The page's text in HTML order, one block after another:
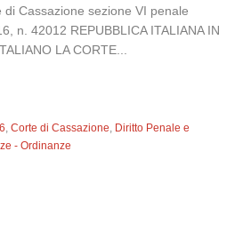
Cassazione sezione VI penale
n. 42012 REPUBBLICA ITALIANA IN
LA CORTE...
,Corte di Cassazione, Diritto Penale e
- Ordinanze